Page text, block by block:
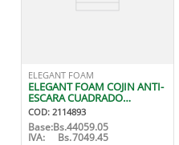
ELEGANT FOAM
ELEGANT FOAM COJIN ANTI-
ESCARA CUADRADO
REGULAR
COD: 2114893
Base:Bs.44059.05
IVA: Bs.7049.45